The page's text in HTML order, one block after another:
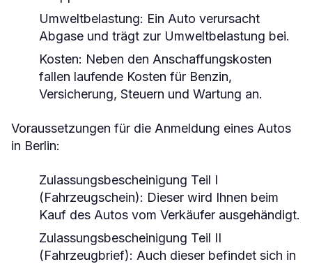
Umweltbelastung: Ein Auto verursacht
Abgase und trägt zur Umweltbelastung bei.
Kosten: Neben den Anschaffungskosten
fallen laufende Kosten für Benzin,
Versicherung, Steuern und Wartung an.
Voraussetzungen für die Anmeldung eines Autos
in Berlin:
Zulassungsbescheinigung Teil I
(Fahrzeugschein): Dieser wird Ihnen beim
Kauf des Autos vom Verkäufer ausgehändigt.
Zulassungsbescheinigung Teil II
(Fahrzeugbrief): Auch dieser befindet sich in